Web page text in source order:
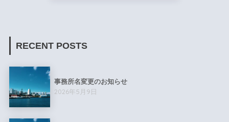
RECENT POSTS
事務所名変更のお知らせ
2026年5月9日